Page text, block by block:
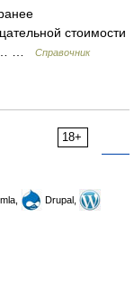
стоимости
…
Справочник
18+
Drupal,